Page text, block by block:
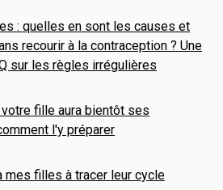
: quelles en sont les causes et
recourir à la contraception ? Une
sur les règles irrégulières
fille aura bientôt ses
l'y préparer
mes filles à tracer leur cycle